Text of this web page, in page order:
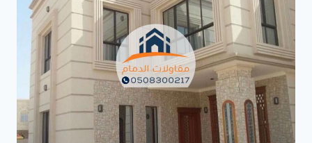
احترافي
بأعلى
معايير
الجودة